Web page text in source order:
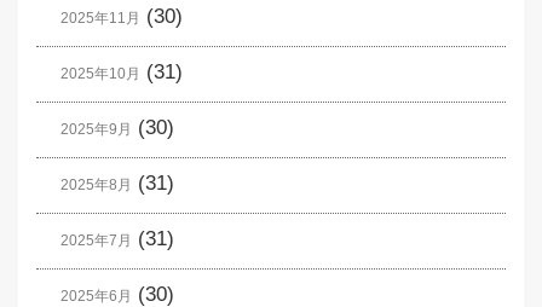
2025年11月 (30)
2025年10月 (31)
2025年9月 (30)
2025年8月 (31)
2025年7月 (31)
2025年6月 (30)